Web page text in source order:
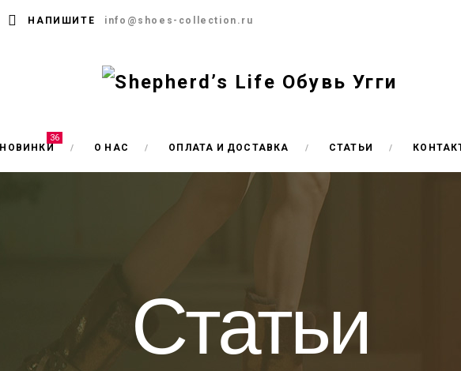
НАПИШИТЕ info@shoes-collection.ru
НОВИНКИ
36
О НАС ОПЛАТА И ДОСТАВКА СТАТЬИ
Статьи